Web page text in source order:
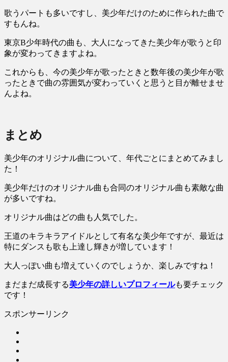
歌うパートも多いですし、美少年だけのために作られた曲で
すもんね。
東京B少年時代の曲も、大人になってきた美少年が歌うと印
象が変わってきますよね。
これからも、今の美少年が歌ったときと数年後の美少年が歌
ったときで曲の雰囲気が変わっていくと思うと目が離せませ
んよね。
まとめ
美少年のオリジナル曲について、年代ごとにまとめてみまし
た！
美少年だけのオリジナル曲も合同のオリジナル曲も素敵な曲
が多いですね。
オリジナル曲はどの曲も人気でした。
王道のキラキラアイドルとして有名な美少年ですが、最近は
特にダンスも歌も上達し輝きが増しています！
大人っぽい曲も増えていくのでしょうか、楽しみですね！
まだまだ成長する美少年の詳しいプロフィールも要チェック
です！
スポンサーリンク